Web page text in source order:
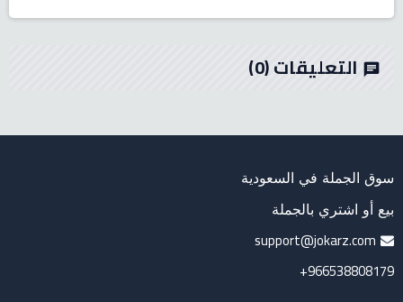
chat التعليقات(0)
سوق الجملة في السعودية
بيع أو اشتري بالجملة
support@jokarz.com
966538808179+